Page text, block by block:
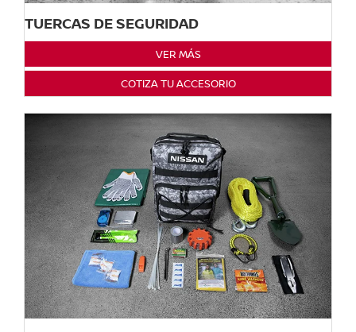
TUERCAS DE SEGURIDAD
VER MÁS
COTIZA TU ACCESORIO